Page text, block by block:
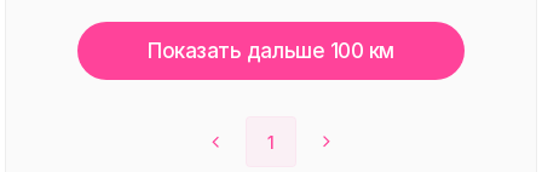
1
Показать дальше 100 км